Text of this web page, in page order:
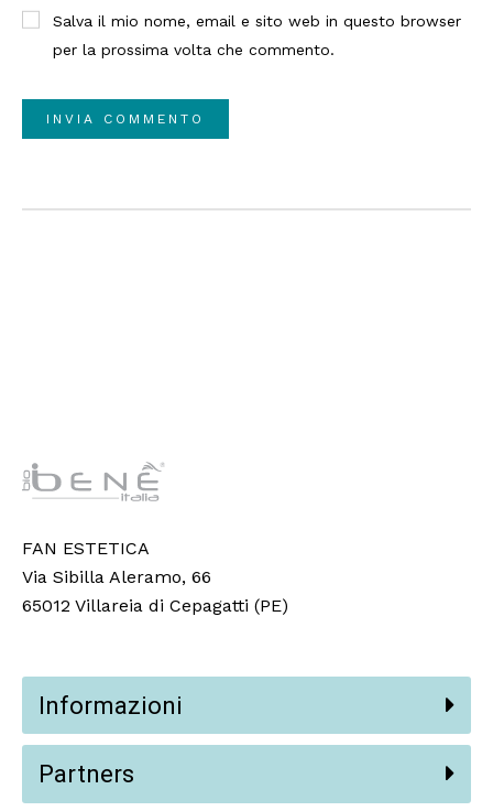
Salva il mio nome, email e sito web in questo browser
per la prossima volta che commento.
FAN ESTETICA
Via Sibilla Aleramo, 66
65012 Villareia di Cepagatti (PE)
Informazioni
Partners